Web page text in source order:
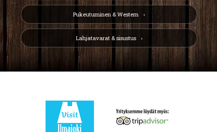
Pukeutuminen & Western
Lahjatavarat & sisustus